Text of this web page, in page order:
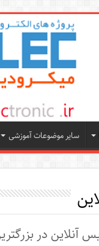
سایر موضوعات آموزشی
آنلاین در